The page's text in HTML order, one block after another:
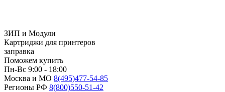
ЗИП и Модули
Картриджи для принтеров
заправка
Поможем купить
Пн-Вс 9:00 - 18:00
Москва и МО 8(495)477-54-85
Регионы РФ 8(800)550-51-42